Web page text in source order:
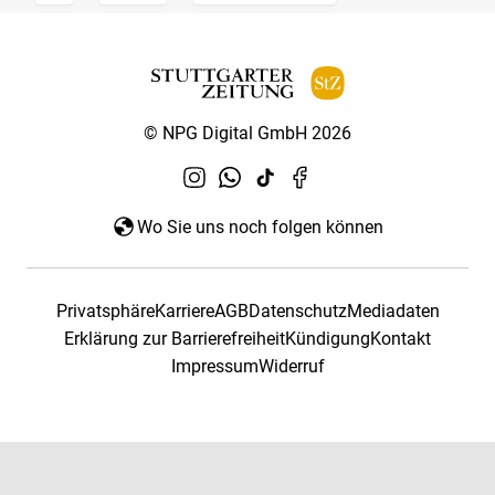
© NPG Digital GmbH 2026
Wo Sie uns noch folgen können
PrivatsphäreKarriereAGBDatenschutzMediadaten
Erklärung zur BarrierefreiheitKündigungKontakt
ImpressumWiderruf